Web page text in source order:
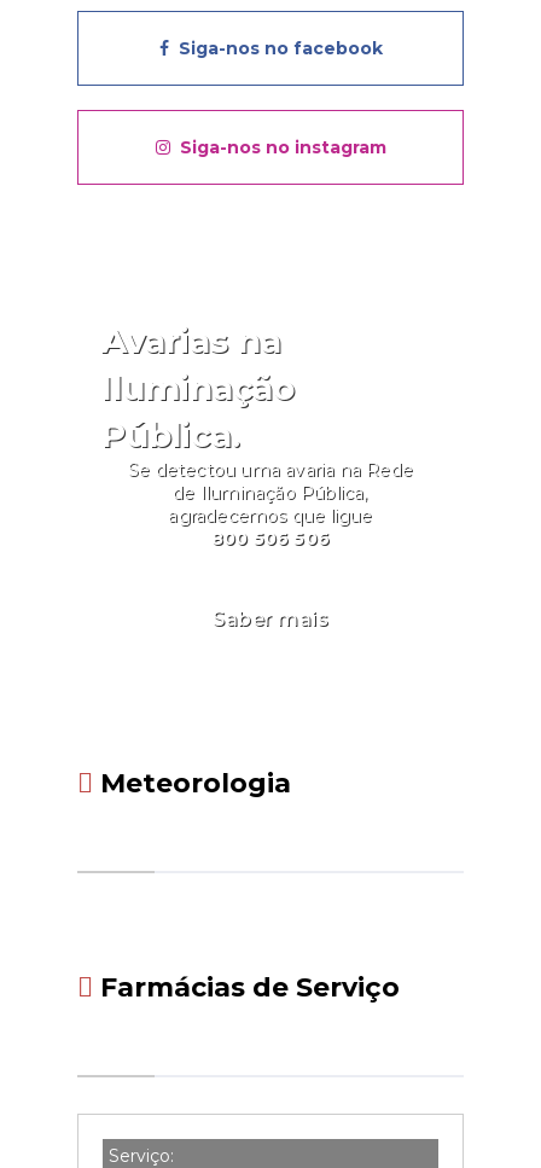
Siga-nos no facebook
Siga-nos no instagram
Avarias na
Iluminação
Pública.
Se detectou uma avaria na Rede
de Iluminação Pública,
agradecemos que ligue
800 506 506
Saber mais
Meteorologia
Farmácias de Serviço
Serviço: